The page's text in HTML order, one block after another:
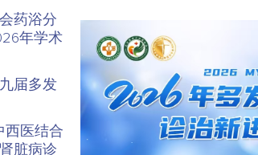
药浴分
年学术
届多发
西医结合
脏病诊